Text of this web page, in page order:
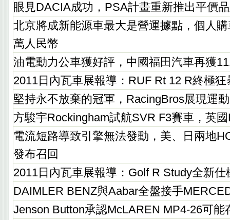
眼見DACIA成功，PSA計畫重新推出平價
北京將成新能源車最大是營運據點，個人
萬人民幣
油電動力公車獲好評，中國福田汽車再獲
2011日內瓦車展報導：RUF Rt 12 R終極狂
堅持永不放棄的冠軍，RacingBros展現運
方駿宇Rockingham試航SVR F3賽車，英
電流短路導致引擎無法發動，美、日兩地
發布召回
2011日內瓦車展報導：Golf R Study全新仕
DAIMLER BENZ與Aabar全盤接手
Jenson Button承認McLAREN MP4-26可能